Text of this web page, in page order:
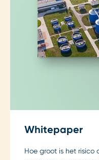
Whitepaper
Hoe groot is het risico